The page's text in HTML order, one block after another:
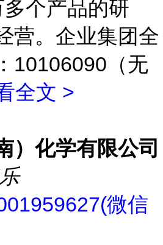
个产品的研
营。企业集团全
10106090（无
全文 >
）化学有限公司
微信